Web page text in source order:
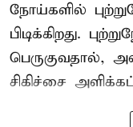
நோய்களில்
பிடிக்கிறது.
பெருகுவதால்,
சிகிச்சை